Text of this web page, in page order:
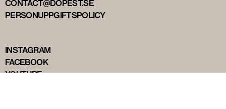
CONTACT@DOPEST.SE
PERSONUPPGIFTSPOLICY
INSTAGRAM
FACEBOOK
YOUTUBE